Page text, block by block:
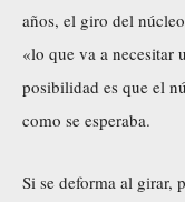
años, el giro del
«lo que va a
posibilidad es que el
como se esperaba.
Si se deforma al girar,